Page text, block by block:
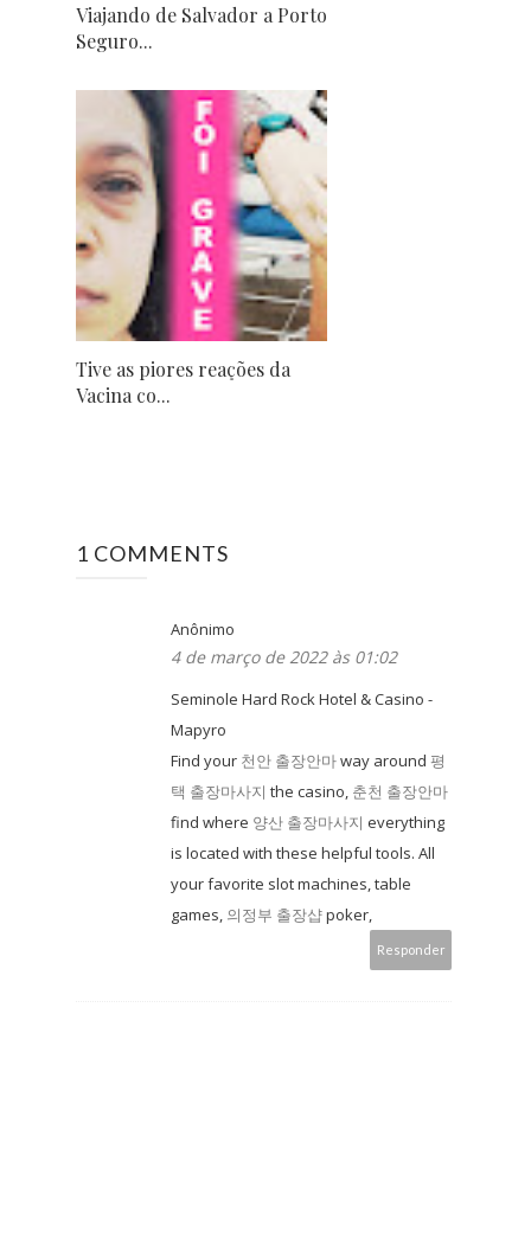
Viajando de Salvador a Porto
Seguro...
Tive as piores reações da
Vacina co...
1 COMMENTS
Anônimo
4 de março de 2022 às 01:02
Seminole Hard Rock Hotel & Casino -
Mapyro
Find your 천안 출장안마way around 평
택 출장마사지 the casino, 춘천 출장안마
find where 양산 출장마사지 everything
is located with these helpful tools. All
your favorite slot machines, table
games, 의정부 출장샵poker,
Responder